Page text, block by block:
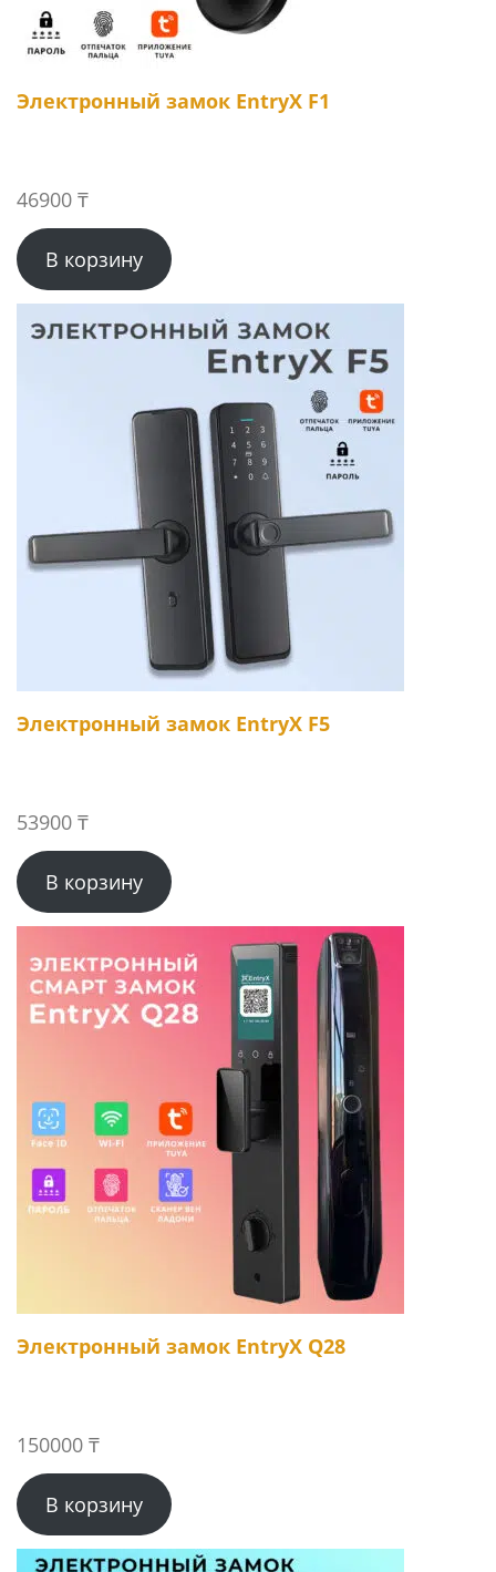
Электронный замок EntryX F1
46900 ₸
В корзину
Электронный замок EntryX F5
53900 ₸
В корзину
Электронный замок EntryX Q28
150000 ₸
В корзину